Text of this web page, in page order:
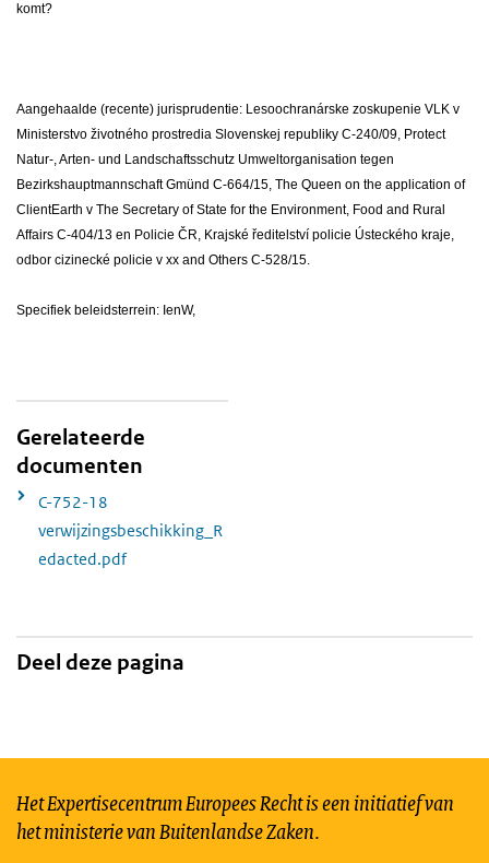
komt?
Aangehaalde (recente) jurisprudentie: Lesoochranárske zoskupenie VLK v
Ministerstvo životného prostredia Slovenskej republiky C-240/09, Protect
Natur-, Arten- und Landschaftsschutz Umweltorganisation tegen
Bezirkshauptmannschaft Gmünd C-664/15, The Queen on the application of
ClientEarth v The Secretary of State for the Environment, Food and Rural
Affairs C-404/13 en Policie ČR, Krajské ředitelství policie Ústeckého kraje,
odbor cizinecké policie v xx and Others C-528/15.
Specifiek beleidsterrein: IenW,
Gerelateerde
documenten
C-752-18
verwijzingsbeschikking_R
edacted.pdf
Deel deze pagina
Het Expertisecentrum Europees Recht is een initiatief van
het ministerie van Buitenlandse Zaken.